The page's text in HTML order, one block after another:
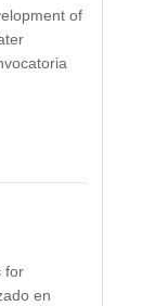
of
for
en